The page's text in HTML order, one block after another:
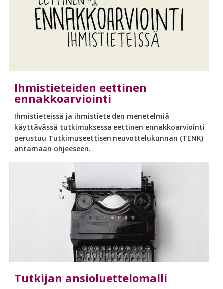
Ihmistieteiden eettinen
ennakkoarviointi
Ihmistieteissä ja ihmistieteiden menetelmiä
käyttävässä tutkimuksessa eettinen ennakkoarviointi
perustuu Tutkimuseettisen neuvottelukunnan (TENK)
antamaan ohjeeseen.
Tutkijan ansioluettelomalli